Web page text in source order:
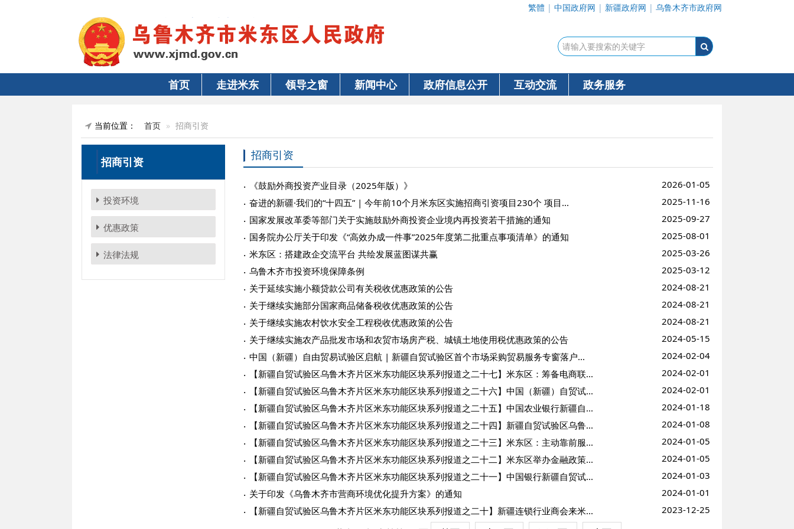
繁體 | 中国政府网 | 新疆政府网 | 乌鲁木齐市政府网
首页 走进米东 领导之窗 新闻中心 政府信息公开 互动交流 政务服务
当前位置： 首页 招商引资
招商引资
投资环境
优惠政策
法律法规
招商引资
2026-01-05
《鼓励外商投资产业目录（2025年版）》
2025-11-16
奋进的新疆·我们的“十四五” | 今年前10个月米东区实施招商引资项目230个 项目...
2025-09-27
国家发展改革委等部门关于实施鼓励外商投资企业境内再投资若干措施的通知
2025-08-01
国务院办公厅关于印发《“高效办成一件事”2025年度第二批重点事项清单》的通知
2025-03-26
米东区：搭建政企交流平台 共绘发展蓝图谋共赢
2025-03-12
乌鲁木齐市投资环境保障条例
2024-08-21
关于延续实施小额贷款公司有关税收优惠政策的公告
2024-08-21
关于继续实施部分国家商品储备税收优惠政策的公告
2024-08-21
关于继续实施农村饮水安全工程税收优惠政策的公告
2024-05-15
关于继续实施农产品批发市场和农贸市场房产税、城镇土地使用税优惠政策的公告
2024-02-04
中国（新疆）自由贸易试验区启航 | 新疆自贸试验区首个市场采购贸易服务专窗落户...
2024-02-01
【新疆自贸试验区乌鲁木齐片区米东功能区块系列报道之二十七】米东区：筹备电商联...
2024-02-01
【新疆自贸试验区乌鲁木齐片区米东功能区块系列报道之二十六】中国（新疆）自贸试...
2024-01-18
【新疆自贸试验区乌鲁木齐片区米东功能区块系列报道之二十五】中国农业银行新疆自...
2024-01-08
【新疆自贸试验区乌鲁木齐片区米东功能区块系列报道之二十四】新疆自贸试验区乌鲁...
2024-01-05
【新疆自贸试验区乌鲁木齐片区米东功能区块系列报道之二十三】米东区：主动靠前服...
2024-01-05
【新疆自贸试验区乌鲁木齐片区米东功能区块系列报道之二十二】米东区举办金融政策...
2024-01-03
【新疆自贸试验区乌鲁木齐片区米东功能区块系列报道之二十一】中国银行新疆自贸试...
2024-01-01
关于印发《乌鲁木齐市营商环境优化提升方案》的通知
2023-12-25
【新疆自贸试验区乌鲁木齐片区米东功能区块系列报道之二十】新疆连锁行业商会来米...